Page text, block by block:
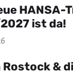
HANSA-
ist da!
Rostock &